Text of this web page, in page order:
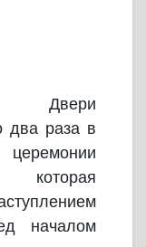
Двери
два раза в
началом